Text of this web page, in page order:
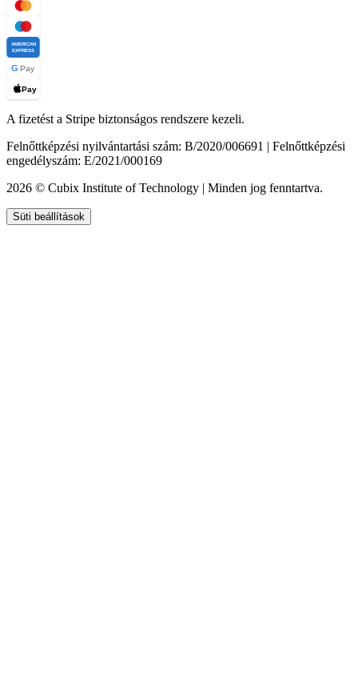
AMERICAN
EXPRESS
G Pay
Pay
A fizetést a Stripe biztonságos rendszere kezeli.
Felnőttképzési nyilvántartási szám: B/2020/006691 | Felnőttképzési
engedélyszám: E/2021/000169
2026 © Cubix Institute of Technology | Minden jog fenntartva.
Süti beállítások